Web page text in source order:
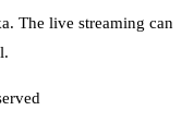
The live streaming can